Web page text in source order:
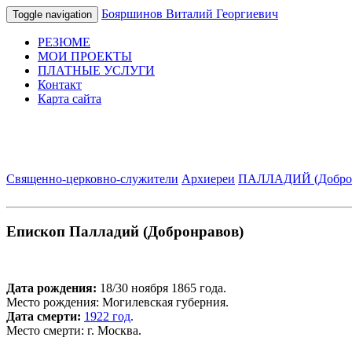
Toggle navigation Бояршинов Виталий Георгиевич
РЕЗЮМЕ
МОИ ПРОЕКТЫ
ПЛАТНЫЕ УСЛУГИ
Контакт
Карта сайта
Священно-церковно-служители Архиереи ПАЛЛАДИЙ
Епископ Палладий (Добронравов)
Дата рождения: 18/30 ноября 1865 года.
Место рождения: Могилевская губерния.
Дата смерти: 1922 год.
Место смерти: г. Москва.